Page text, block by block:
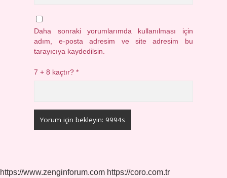
Daha sonraki yorumlarımda kullanılması için
adım, e-posta adresim ve site adresim bu
tarayıcıya kaydedilsin.
7 + 8 kaçtır?*
https://www.zenginforum.com https://coro.com.tr